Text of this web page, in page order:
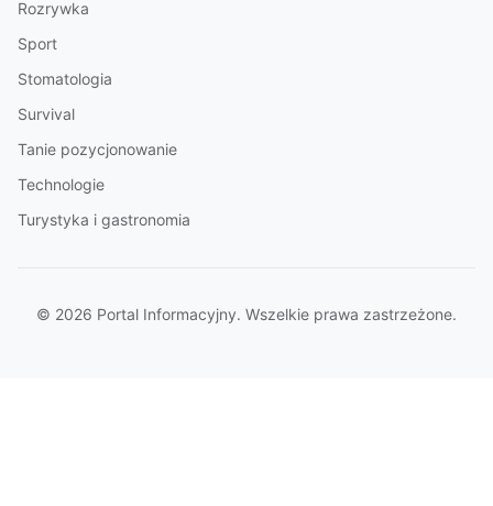
Rozrywka
Sport
Stomatologia
Survival
Tanie pozycjonowanie
Technologie
Turystyka i gastronomia
© 2026 Portal Informacyjny. Wszelkie prawa zastrzeżone.